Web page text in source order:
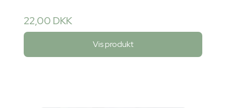
22,00 DKK
Vis produkt